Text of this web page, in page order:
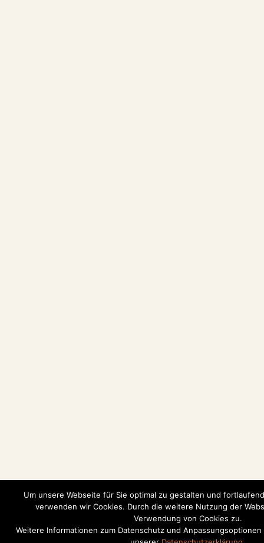
Um unsere Webseite für Sie optimal zu gestalten und
verwenden wir Cookies. Durch die weitere Nutzung der
Verwendung von Cookies zu.
Weitere Informationen zum Datenschutz und